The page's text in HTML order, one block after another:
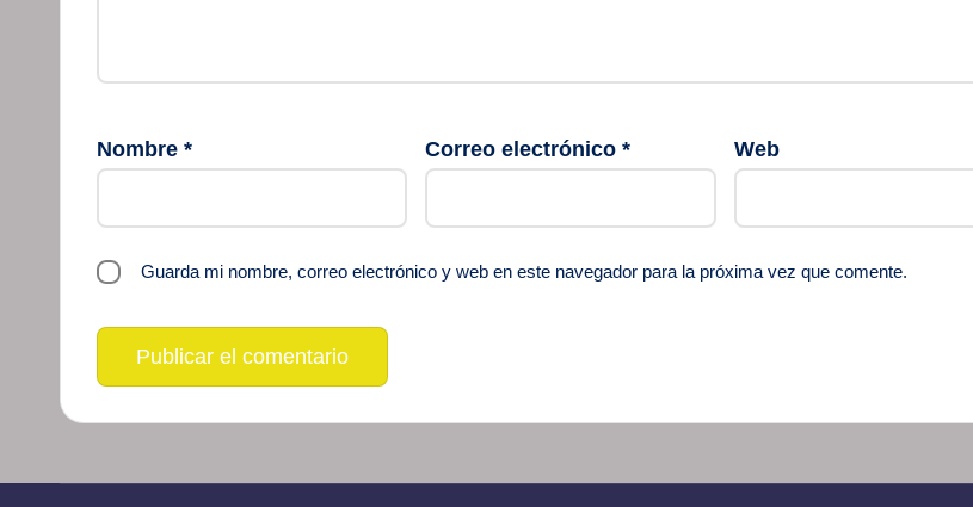
Nombre * Correo electrónico * Web
Guarda mi nombre, correo electrónico y web en este navegador para la próxima vez que comente.